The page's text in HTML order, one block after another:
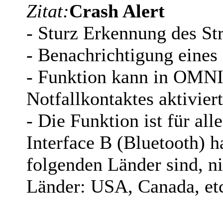
Zitat:Crash Alert
- Sturz Erkennung des
- Benachrichtigung
- Funktion kann in
Notfallkontaktes
- Die Funktion ist für
Interface B (Bluetooth)
folgenden Länder sind,
Länder: USA, Canada,